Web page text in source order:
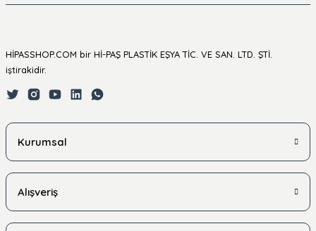
HİPASSHOP.COM bir Hİ-PAŞ PLASTİK EŞYA TİC. VE SAN. LTD. ŞTİ.
iştirakidir.
Kurumsal
Alışveriş